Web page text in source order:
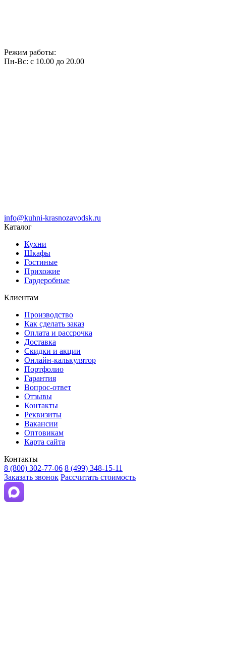
Режим работы:
Пн-Вс: с 10.00 до 20.00
info@kuhni-krasnozavodsk.ru
Каталог
Кухни
Шкафы
Гостиные
Прихожие
Гардеробные
Клиентам
Производство
Как сделать заказ
Оплата и рассрочка
Доставка
Скидки и акции
Онлайн-калькулятор
Портфолио
Гарантия
Вопрос-ответ
Отзывы
Контакты
Реквизиты
Вакансии
Оптовикам
Карта сайта
Контакты
8 (800) 302-77-06 8 (499) 348-15-11
Заказать звонок Рассчитать стоимость